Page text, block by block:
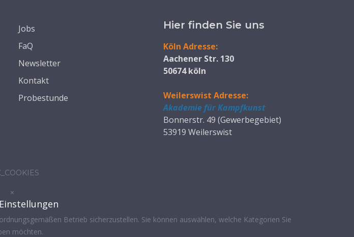
Jobs
FaQ
Newsletter
Kontakt
Probestunde
Hier finden Sie uns
Köln Adresse:
Aachener Str. 130
50674 köln
Weilerswist Adresse:
Akademie für Kampfkunst
Bonnerstr. 49 (Gewerbegebiet)
53919 Weilerswist
×
Betrieb sicherzustellen. Sie können auswählen, welche Kategorien Sie
möchten.